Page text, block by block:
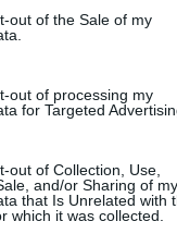
out of the Sale of my
out of processing my
for Targeted
out of Collection, Use,
and/or Sharing of my
that Is Unrelated with
which it was collected.
są nie wzrosty
a
wiemy – nie
musieli pójść na